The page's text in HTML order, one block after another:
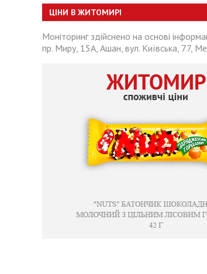
ЦІНИ В ЖИТОМИРІ
Моніторинг здійснено на основі
пр. Миру, 15А, Ашан, вул. Київська, 77,